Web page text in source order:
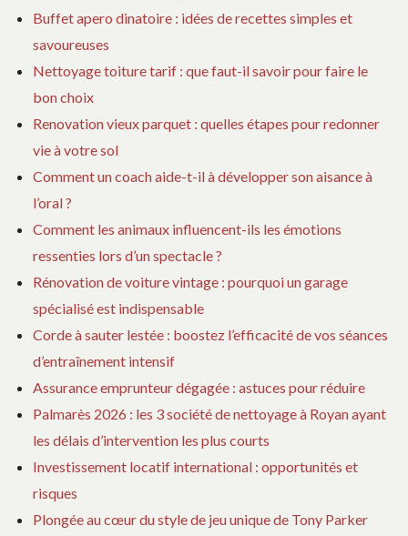
Buffet apero dinatoire : idées de recettes simples et
savoureuses
Nettoyage toiture tarif : que faut-il savoir pour faire le
bon choix
Renovation vieux parquet : quelles étapes pour redonner
vie à votre sol
Comment un coach aide-t-il à développer son aisance à
l’oral ?
Comment les animaux influencent-ils les émotions
ressenties lors d’un spectacle ?
Rénovation de voiture vintage : pourquoi un garage
spécialisé est indispensable
Corde à sauter lestée : boostez l’efficacité de vos séances
d’entraînement intensif
Assurance emprunteur dégagée : astuces pour réduire
Palmarès 2026 : les 3 société de nettoyage à Royan ayant
les délais d’intervention les plus courts
Investissement locatif international : opportunités et
risques
Plongée au cœur du style de jeu unique de Tony Parker